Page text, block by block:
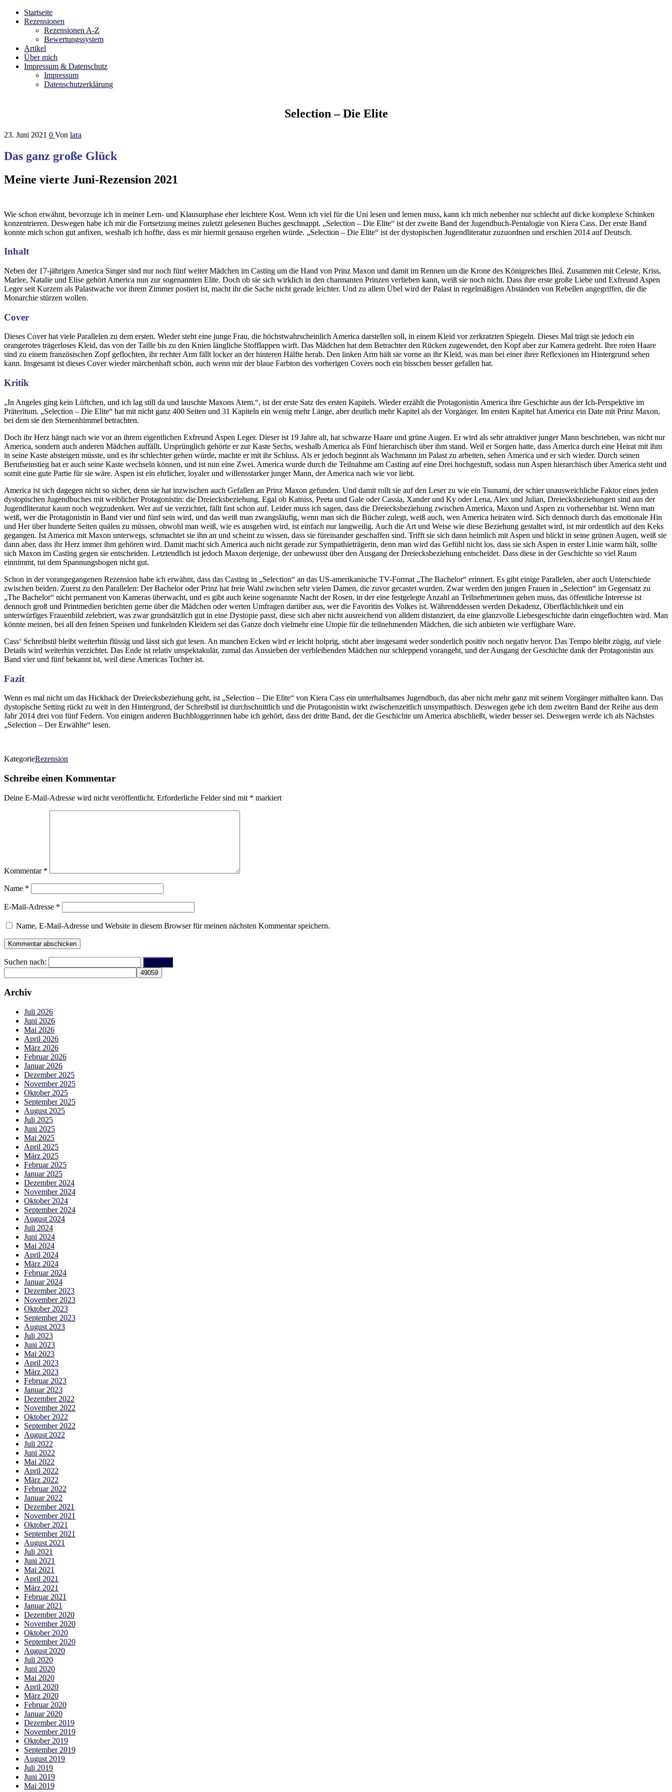
Bibliophilara
Möge die Liebe zu Büchern niemals enden
Startseite
Rezensionen
Rezensionen A-Z
Bewertungssystem
Artikel
Über mich
Impressum & Datenschutz
Impressum
Datenschutzerklärung
Selection – Die Elite
23. Juni 2021 0 Von lara
Das ganz große Glück
Meine vierte Juni-Rezension 2021
Wie schon erwähnt, bevorzuge ich in meiner Lern- und Klausurphase eher leichtere Kost. Wenn ich viel für die Uni lesen und lernen muss, kann ich mich nebenher nur schlecht auf dicke komplexe Schinken
konzentrieren. Deswegen habe ich mir die Fortsetzung meines zuletzt gelesenen Buches geschnappt. „Selection – Die Elite“ ist der zweite Band der Jugendbuch-Pentalogie von Kiera Cass. Der erste Band
konnte mich schon gut anfixen, weshalb ich hoffte, dass es mir hiermit genauso ergehen würde. „Selection – Die Elite“ ist der dystopischen Jugendliteratur zuzuordnen und erschien 2014 auf Deutsch.
Inhalt
Neben der 17-jährigen America Singer sind nur noch fünf weiter Mädchen im Casting um die Hand von Prinz Maxon und damit im Rennen um die Krone des Königreiches Illeá. Zusammen mit Celeste, Kriss,
Marlee, Natalie und Elise gehört America nun zur sogenannten Elite. Doch ob sie sich wirklich in den charmanten Prinzen verlieben kann, weiß sie noch nicht. Dass ihre erste große Liebe und Exfreund Aspen
Leger seit Kurzem als Palastwache vor ihrem Zimmer postiert ist, macht ihr die Sache nicht gerade leichter. Und zu allem Übel wird der Palast in regelmäßigen Abständen von Rebellen angegriffen, die die
Monarchie stürzen wollen.
Cover
Dieses Cover hat viele Parallelen zu dem ersten. Wieder steht eine junge Frau, die höchstwahrscheinlich America darstellen soll, in einem Kleid vor zerkratzten Spiegeln. Dieses Mal trägt sie jedoch ein
orangerotes trägerloses Kleid, das von der Taille bis zu den Knien längliche Stofflappen wirft. Das Mädchen hat dem Betrachter den Rücken zugewendet, den Kopf aber zur Kamera gedreht. Ihre roten Haare
sind zu einem französischen Zopf geflochten, ihr rechter Arm fällt locker an der hinteren Hälfte herab. Den linken Arm hält sie vorne an ihr Kleid, was man bei einer ihrer Reflexionen im Hintergrund sehen
kann. Insgesamt ist dieses Cover wieder märchenhaft schön, auch wenn mir der blaue Farbton des vorherigen Covers noch ein bisschen besser gefallen hat.
Kritik
„In Angeles ging kein Lüftchen, und ich lag still da und lauschte Maxons Atem.“, ist der erste Satz des ersten Kapitels. Wieder erzählt die Protagonistin America ihre Geschichte aus der Ich-Perspektive im
Präteritum. „Selection – Die Elite“ hat mit nicht ganz 400 Seiten und 31 Kapiteln ein wenig mehr Länge, aber deutlich mehr Kapitel als der Vorgänger. Im ersten Kapitel hat America ein Date mit Prinz Maxon,
bei dem sie den Sternenhimmel betrachten.
Doch ihr Herz hängt nach wie vor an ihrem eigentlichen Exfreund Aspen Leger. Dieser ist 19 Jahre alt, hat schwarze Haare und grüne Augen. Er wird als sehr attraktiver junger Mann beschrieben, was nicht nur
America, sondern auch anderen Mädchen auffällt. Ursprünglich gehörte er zur Kaste Sechs, weshalb America als Fünf hierarchisch über ihm stand. Weil er Sorgen hatte, dass America durch eine Heirat mit ihm
in seine Kaste absteigen müsste, und es ihr schlechter gehen würde, machte er mit ihr Schluss. Als er jedoch beginnt als Wachmann im Palast zu arbeiten, sehen America und er sich wieder. Durch seinen
Berufseinstieg hat er auch seine Kaste wechseln können, und ist nun eine Zwei. America wurde durch die Teilnahme am Casting auf eine Drei hochgestuft, sodass nun Aspen hierarchisch über America steht und
somit eine gute Partie für sie wäre. Aspen ist ein ehrlicher, loyaler und willensstarker junger Mann, der America nach wie vor liebt.
America ist sich dagegen nicht so sicher, denn sie hat inzwischen auch Gefallen an Prinz Maxon gefunden. Und damit rollt sie auf den Leser zu wie ein Tsunami, der schier unausweichliche Faktor eines jeden
dystopischen Jugendbuches mit weiblicher Protagonistin: die Dreiecksbeziehung. Egal ob Katniss, Peeta und Gale oder Cassia, Xander und Ky oder Lena, Alex und Julian, Dreiecksbeziehungen sind aus der
Jugendliteratur kaum noch wegzudenken. Wer auf sie verzichtet, fällt fast schon auf. Leider muss ich sagen, dass die Dreiecksbeziehung zwischen America, Maxon und Aspen zu vorhersehbar ist. Wenn man
weiß, wer die Protagonistin in Band vier und fünf sein wird, und das weiß man zwangsläufig, wenn man sich die Bücher zulegt, weiß auch, wen America heiraten wird. Sich dennoch durch das emotionale Hin
und Her über hunderte Seiten quälen zu müssen, obwohl man weiß, wie es ausgehen wird, ist einfach nur langweilig. Auch die Art und Weise wie diese Beziehung gestaltet wird, ist mir ordentlich auf den Keks
gegangen. Ist America mit Maxon unterwegs, schmachtet sie ihn an und scheint zu wissen, dass sie füreinander geschaffen sind. Trifft sie sich dann heimlich mit Aspen und blickt in seine grünen Augen, weiß sie
dann aber, dass ihr Herz immer ihm gehören wird. Damit macht sich America auch nicht gerade zur Sympathieträgerin, denn man wird das Gefühl nicht los, dass sie sich Aspen in erster Linie warm hält, sollte
sich Maxon im Casting gegen sie entscheiden. Letztendlich ist jedoch Maxon derjenige, der unbewusst über den Ausgang der Dreiecksbeziehung entscheidet. Dass diese in der Geschichte so viel Raum
einnimmt, tut dem Spannungsbogen nicht gut.
Schon in der vorangegangenen Rezension habe ich erwähnt, dass das Casting in „Selection“ an das US-amerikanische TV-Format „The Bachelor“ erinnert. Es gibt einige Parallelen, aber auch Unterschiede
zwischen beiden. Zuerst zu den Parallelen: Der Bachelor oder Prinz hat freie Wahl zwischen sehr vielen Damen, die zuvor gecastet wurden. Zwar werden den jungen Frauen in „Selection“ im Gegensatz zu
„The Bachelor“ nicht permanent von Kameras überwacht, und es gibt auch keine sogenannte Nacht der Rosen, in der eine festgelegte Anzahl an Teilnehmerinnen gehen muss, das öffentliche Interesse ist
dennoch groß und Printmedien berichten gerne über die Mädchen oder werten Umfragen darüber aus, wer die Favoritin des Volkes ist. Währenddessen werden Dekadenz, Oberflächlichkeit und ein
unterwürfiges Frauenbild zelebriert, was zwar grundsätzlich gut in eine Dystopie passt, diese sich aber nicht ausreichend von alldem distanziert, da eine glanzvolle Liebesgeschichte darin eingeflochten wird. Man
könnte meinen, bei all den feinen Speisen und funkelnden Kleidern sei das Ganze doch vielmehr eine Utopie für die teilnehmenden Mädchen, die sich anbieten wie verfügbare Ware.
Cass‘ Schreibstil bleibt weiterhin flüssig und lässt sich gut lesen. An manchen Ecken wird er leicht holprig, sticht aber insgesamt weder sonderlich positiv noch negativ hervor. Das Tempo bleibt zügig, auf viele
Details wird weiterhin verzichtet. Das Ende ist relativ unspektakulär, zumal das Aussieben der verbleibenden Mädchen nur schleppend vorangeht, und der Ausgang der Geschichte dank der Protagonistin aus
Band vier und fünf bekannt ist, weil diese Americas Tochter ist.
Fazit
Wenn es mal nicht um das Hickhack der Dreiecksbeziehung geht, ist „Selection – Die Elite“ von Kiera Cass ein unterhaltsames Jugendbuch, das aber nicht mehr ganz mit seinem Vorgänger mithalten kann. Das
dystopische Setting rückt zu weit in den Hintergrund, der Schreibstil ist durchschnittlich und die Protagonistin wirkt zwischenzeitlich unsympathisch. Deswegen gebe ich dem zweiten Band der Reihe aus dem
Jahr 2014 drei von fünf Federn. Von einigen anderen Buchbloggerinnen habe ich gehört, dass der dritte Band, der die Geschichte um America abschließt, wieder besser sei. Deswegen werde ich als Nächstes
„Selection – Der Erwählte“ lesen.
KategorieRezension
Schreibe einen Kommentar
Deine E-Mail-Adresse wird nicht veröffentlicht. Erforderliche Felder sind mit * markiert
Kommentar *
Name *
E-Mail-Adresse *
Name, E-Mail-Adresse und Website in diesem Browser für meinen nächsten Kommentar speichern.
Suchen nach:
Archiv
Juli 2026
Juni 2026
Mai 2026
April 2026
März 2026
Februar 2026
Januar 2026
Dezember 2025
November 2025
Oktober 2025
September 2025
August 2025
Juli 2025
Juni 2025
Mai 2025
April 2025
März 2025
Februar 2025
Januar 2025
Dezember 2024
November 2024
Oktober 2024
September 2024
August 2024
Juli 2024
Juni 2024
Mai 2024
April 2024
März 2024
Februar 2024
Januar 2024
Dezember 2023
November 2023
Oktober 2023
September 2023
August 2023
Juli 2023
Juni 2023
Mai 2023
April 2023
März 2023
Februar 2023
Januar 2023
Dezember 2022
November 2022
Oktober 2022
September 2022
August 2022
Juli 2022
Juni 2022
Mai 2022
April 2022
März 2022
Februar 2022
Januar 2022
Dezember 2021
November 2021
Oktober 2021
September 2021
August 2021
Juli 2021
Juni 2021
Mai 2021
April 2021
März 2021
Februar 2021
Januar 2021
Dezember 2020
November 2020
Oktober 2020
September 2020
August 2020
Juli 2020
Juni 2020
Mai 2020
April 2020
März 2020
Februar 2020
Januar 2020
Dezember 2019
November 2019
Oktober 2019
September 2019
August 2019
Juli 2019
Juni 2019
Mai 2019